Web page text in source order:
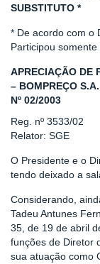
SUBSTITUTO *
* De acordo com o
Participou somente
APRECIAÇÃO DE
– BOMPREÇO
Nº 02/2003
Reg. nº 3533/02
Relator: SGE
O Presidente e o
tendo deixado a
Considerando,
Tadeu Antunes
35, de 19 de abril
funções de Diretor
sua atuação como